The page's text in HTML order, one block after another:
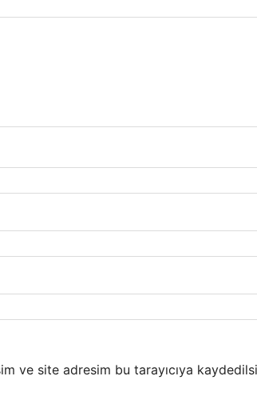
ve site adresim bu tarayıcıya